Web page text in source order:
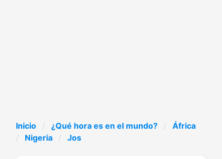
Inicio ¿Qué hora es en el mundo?
África
Nigeria
Jos